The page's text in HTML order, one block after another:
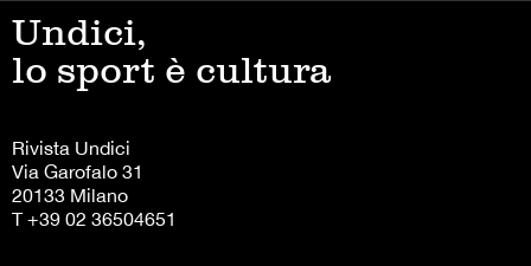
Undici,
lo sport è cultura
Rivista Undici
Via Garofalo 31
20133 Milano
T +39 02 36504651